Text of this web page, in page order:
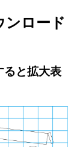
ンロード
と拡大表